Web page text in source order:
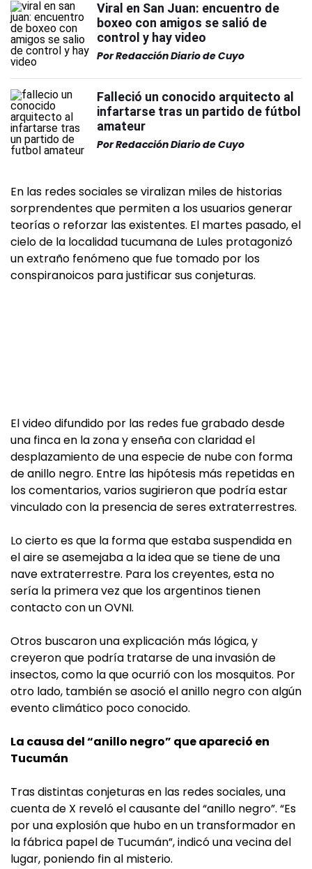
Viral en San Juan: encuentro de
boxeo con amigos se salió de
control y hay video
PorRedacción Diario de Cuyo
Falleció un conocido arquitecto al
infartarse tras un partido de fútbol
amateur
PorRedacción Diario de Cuyo
En las redes sociales se viralizan miles de historias
sorprendentes que permiten a los usuarios generar
teorías o reforzar las existentes. El martes pasado, el
cielo de la localidad tucumana de Lules protagonizó
un extraño fenómeno que fue tomado por los
conspiranoicos para justificar sus conjeturas.
El video difundido por las redes fue grabado desde
una finca en la zona y enseña con claridad el
desplazamiento de una especie de nube con forma
de anillo negro. Entre las hipótesis más repetidas en
los comentarios, varios sugirieron que podría estar
vinculado con la presencia de seres extraterrestres.
Lo cierto es que la forma que estaba suspendida en
el aire se asemejaba a la idea que se tiene de una
nave extraterrestre. Para los creyentes, esta no
sería la primera vez que los argentinos tienen
contacto con un OVNI.
Otros buscaron una explicación más lógica, y
creyeron que podría tratarse de una invasión de
insectos, como la que ocurrió con los mosquitos. Por
otro lado, también se asoció el anillo negro con algún
evento climático poco conocido.
La causa del “anillo negro” que apareció en
Tucumán
Tras distintas conjeturas en las redes sociales, una
cuenta de X reveló el causante del “anillo negro”. “Es
por una explosión que hubo en un transformador en
la fábrica papel de Tucumán”, indicó una vecina del
lugar, poniendo fin al misterio.